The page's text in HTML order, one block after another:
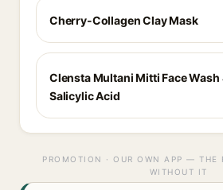
Cherry-Collagen Clay Mask
Clensta Multani Mitti Face Wash
Salicylic Acid
PROMOTION · OUR OWN APP — THE
WITHOUT IT